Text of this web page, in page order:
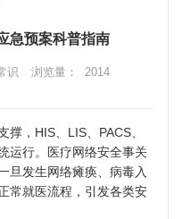
急预案科普指南
识 浏览量：
2014
，HIS、LIS、PACS、
运行。医疗网络安全事关
旦发生网络瘫痪、病毒入
常就医流程，引发各类安